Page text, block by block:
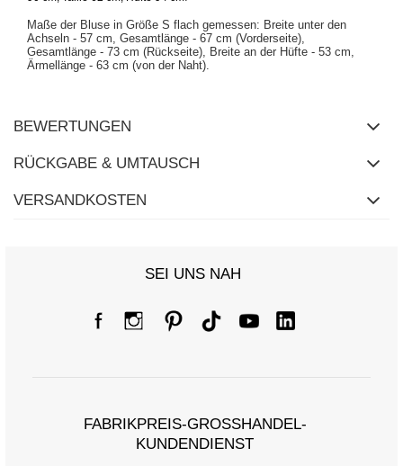
Maße der Bluse in Größe S flach gemessen: Breite unter den
Achseln - 57 cm, Gesamtlänge - 67 cm (Vorderseite),
Gesamtlänge - 73 cm (Rückseite), Breite an der Hüfte - 53 cm,
Ärmellänge - 63 cm (von der Naht).
BEWERTUNGEN
RÜCKGABE & UMTAUSCH
VERSANDKOSTEN
SEI UNS NAH
FABRIKPREIS-GROSSHANDEL-K
UNDENDIENST